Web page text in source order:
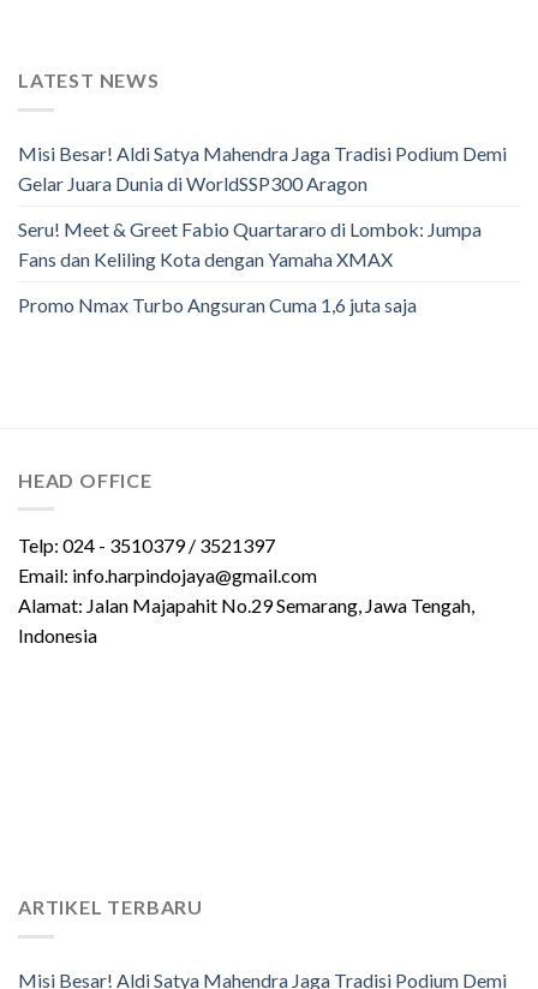
LATEST NEWS
Misi Besar! Aldi Satya Mahendra Jaga Tradisi Podium Demi
Gelar Juara Dunia di WorldSSP300 Aragon
Seru! Meet & Greet Fabio Quartararo di Lombok: Jumpa
Fans dan Keliling Kota dengan Yamaha XMAX
Promo Nmax Turbo Angsuran Cuma 1,6 juta saja
HEAD OFFICE
Telp: 024 - 3510379 / 3521397
Email: info.harpindojaya@gmail.com
Alamat: Jalan Majapahit No.29 Semarang, Jawa Tengah,
Indonesia
ARTIKEL TERBARU
Misi Besar! Aldi Satya Mahendra Jaga Tradisi Podium Demi